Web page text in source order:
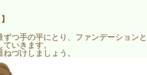
ずつ手の平にとり、ファンデーションと
いきます。
づけしましょう。